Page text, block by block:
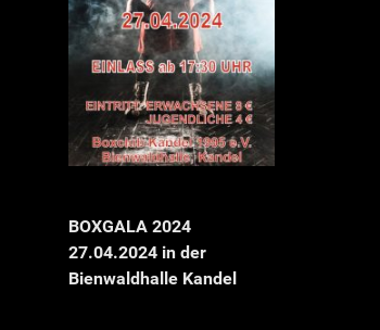
BOXGALA 2024
27.04.2024 in der
Bienwaldhalle Kandel